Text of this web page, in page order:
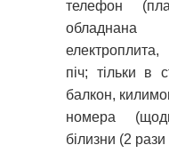
телефон
обладнана
піч; тільки в
балкон,
номера
білизни (2